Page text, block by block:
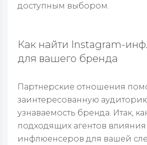
доступным выбором.
Как найти Instagram-
для вашего бренда
Партнерские отношения
заинтересованную
узнаваемость бренда. Итак,
подходящих агентов влияния
инфлюенсеров для вашей